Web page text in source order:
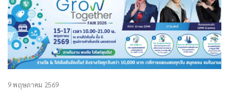
9 พฤษภาคม 2569